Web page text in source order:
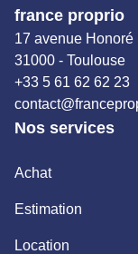
france proprio
17 avenue Honoré
31000 - Toulouse
+33 5 61 62 62 23
Nos services
Achat
Estimation
Location